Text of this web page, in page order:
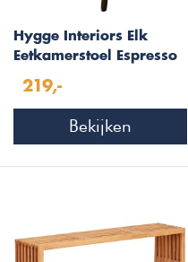
Hygge Interiors Elk
Eetkamerstoel Espresso
219,-
Bekijken